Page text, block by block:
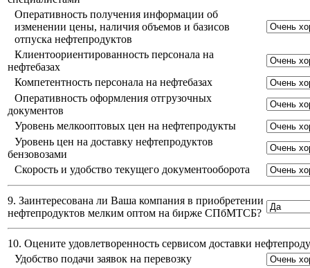
Оперативность получения информации об
изменении цены, наличия объемов и базисов
отпуска нефтепродуктов
Клиентоориентированность персонала на
нефтебазах
Компетентность персонала на нефтебазах
Оперативность оформления отгрузочных
документов
Уровень мелкооптовых цен на нефтепродукты
Уровень цен на доставку нефтепродуктов
бензовозами
Скорость и удобство текущего документооборота
9. Заинтересована ли Ваша компания в приобретении
нефтепродуктов мелким оптом на бирже СПбМТСБ?
10. Оцените удовлетворенность сервисом доставки
Удобство подачи заявок на перевозку